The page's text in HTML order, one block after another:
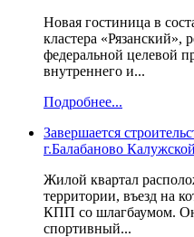
Новая гостиница в
кластера «Рязанский»,
федеральной целевой
внутреннего и...
Подробнее...
Завершается
г.Балабаново
Жилой квартал
территории, въезд на
КПП со шлагбаумом.
спортивный...